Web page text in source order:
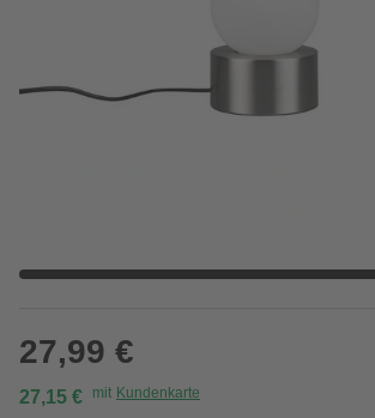
27,99 €
27,15 € mit Kundenkarte